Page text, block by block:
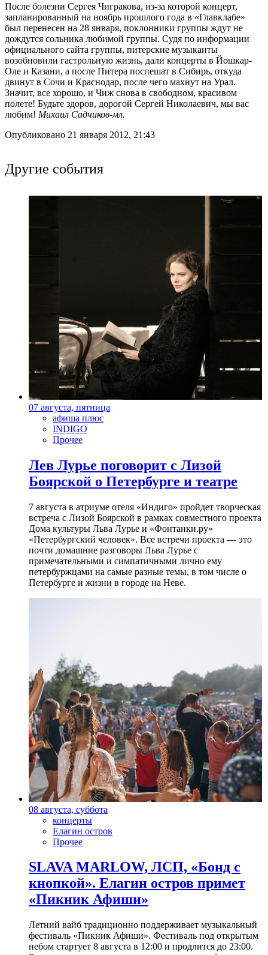
После болезни Сергея Чигракова, из-за которой концерт,
запланированный на ноябрь прошлого года в «Главклабе»
был перенесен на 28 января, поклонники группы ждут не
дождутся сольника любимой группы. Судя по информации
официального сайта группы, питерские музыканты
возобновили гастрольную жизнь, дали концерты в Йошкар-
Оле и Казани, а после Питера поспешат в Сибирь, откуда
двинут в Сочи и Краснодар, после чего махнут на Урал.
Значит, все хорошо, и Чиж снова в свободном, красивом
полете! Будьте здоров, дорогой Сергей Николаевич, мы вас
любим! Михаил Садчиков-мл.
Опубликовано 21 января 2012, 21:43
Другие события
07 августа, пятница
афиша плюс
INDIGO
Прочее
Лев Лурье поговорит с Лизой
Боярской о Петербурге и театре
7 августа в атриуме отеля «Индиго» пройдет творческая
встреча с Лизой Боярской в рамках совместного проекта
Дома культуры Льва Лурье и «Фонтанки.ру»
«Петербургский человек». Все встречи проекта — это
почти домашние разговоры Льва Лурье с
примечательными и симпатичными лично ему
петербуржцами на самые разные темы, в том числе о
Петербурге и жизни в городе на Неве.
08 августа, суббота
концерты
Елагин остров
Прочее
SLAVA MARLOW, ЛСП, «Бонд с
кнопкой». Елагин остров примет
«Пикник Афиши»
Летний вайб традиционно поддерживает музыкальный
фестиваль «Пикник Афиши». Фестиваль под открытым
небом стартует 8 августа в 12:00 и продлится до 23:00.